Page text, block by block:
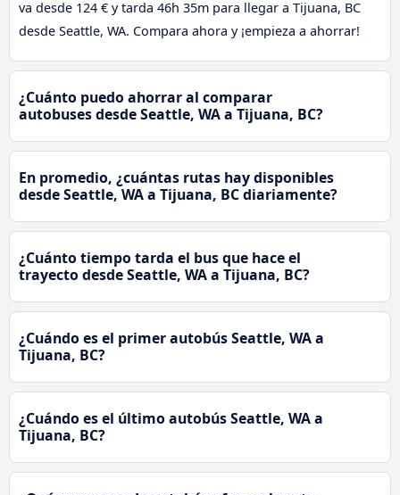
va desde 124 € y tarda 46h 35m para llegar a Tijuana, BC
desde Seattle, WA. Compara ahora y ¡empieza a ahorrar!
¿Cuánto puedo ahorrar al comparar
autobuses desde Seattle, WA a Tijuana, BC?
En promedio, ¿cuántas rutas hay disponibles
desde Seattle, WA a Tijuana, BC diariamente?
¿Cuánto tiempo tarda el bus que hace el
trayecto desde Seattle, WA a Tijuana, BC?
¿Cuándo es el primer autobús Seattle, WA a
Tijuana, BC?
¿Cuándo es el último autobús Seattle, WA a
Tijuana, BC?